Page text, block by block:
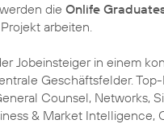
die Onlife
arbeiten.
Jobeinsteiger in einem
Geschäftsfelder.
Counsel, Networks,
& Market Intelligence,